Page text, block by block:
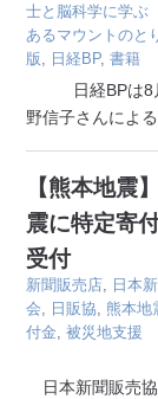
士と脳科学に学
あるマウントのと
版, 日経BP,書籍
日経BPは8月
野信子さんによ
【熊本地震
震に特定寄
受付
新聞販売店, 日本
会, 日販協, 熊本地
付金,被災地支援
日本新聞販売